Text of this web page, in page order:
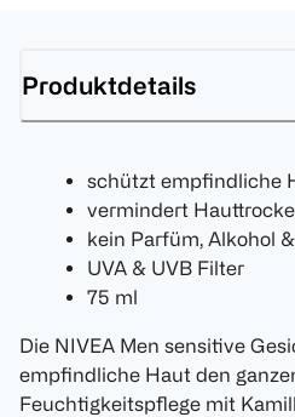
Produktdetails
schützt empfindliche
vermindert
kein Parfüm, Alkohol
UVA & UVB Filter
75 ml
Die NIVEA Men sensitive
empfindliche Haut den
Feuchtigkeitspflege mit